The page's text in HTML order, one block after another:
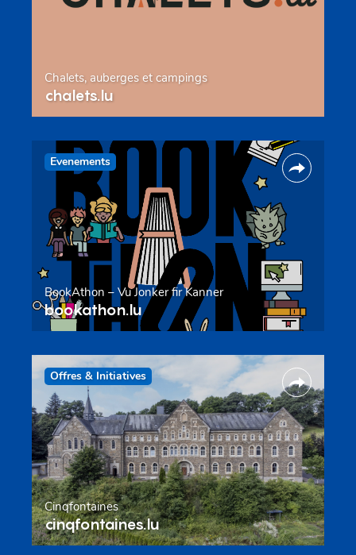
Chalets, auberges et campings
chalets.lu
Evenements
BookAthon – Vu Jonker fir Kanner
bookathon.lu
Offres & Initiatives
Cinqfontaines
cinqfontaines.lu